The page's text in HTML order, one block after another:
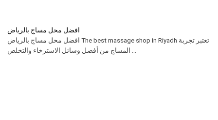
افضل محل مساج بالرياض
افضل محل مساج بالرياض The best massage shop in Riyadh تعتبر تجربة